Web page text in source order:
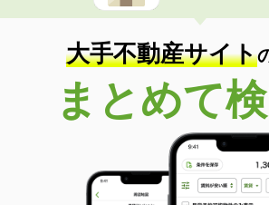
大手不動産サイト
まとめて検